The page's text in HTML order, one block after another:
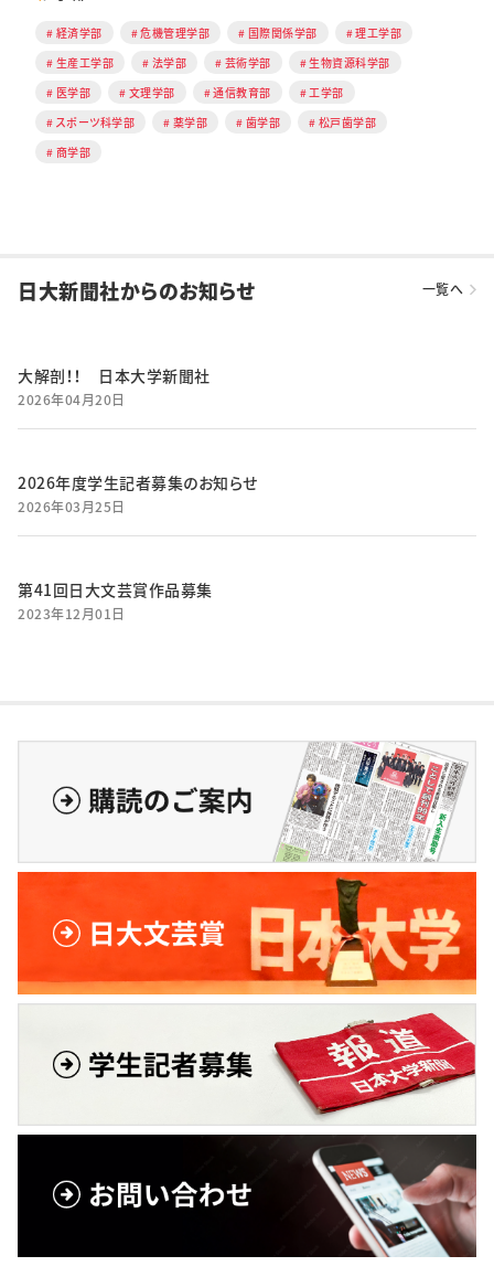
経済学部 危機管理学部 国際関係学部
理工学部
生産工学部
法学部 芸術学部
生物資源科学部
医学部
文理学部 通信教育部
工学部
スポーツ科学部
薬学部 歯学部
松戸歯学部
商学部
日大新聞社からのお知らせ 一覧へ
大解剖！！ 日本大学新聞社
2026年04月20日
2026年度学生記者募集のお知らせ
2026年03月25日
第41回日大文芸賞作品募集
2023年12月01日